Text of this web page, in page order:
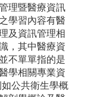
理暨醫療資訊
學習內容有醫
及資訊管理相
，其中醫療資
不單單指的是
學相關專業資
公共衛生學概